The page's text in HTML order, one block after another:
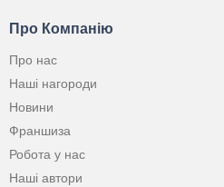
Про Компанію
Про нас
Наші нагороди
Новини
Франшиза
Робота у нас
Наші автори